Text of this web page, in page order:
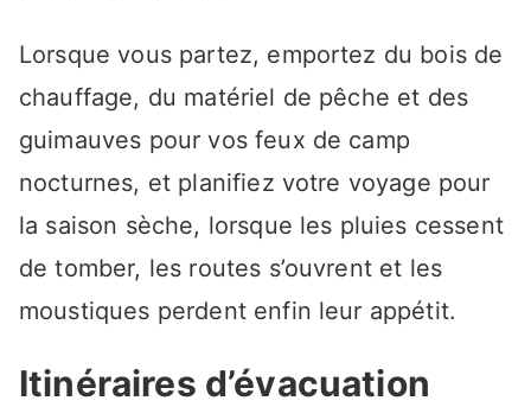
Lorsque vous partez, emportez du bois de
chauffage, du matériel de pêche et des
guimauves pour vos feux de camp
nocturnes, et planifiez votre voyage pour
la saison sèche, lorsque les pluies cessent
de tomber, les routes s’ouvrent et les
moustiques perdent enfin leur appétit.
Itinéraires d’évacuation